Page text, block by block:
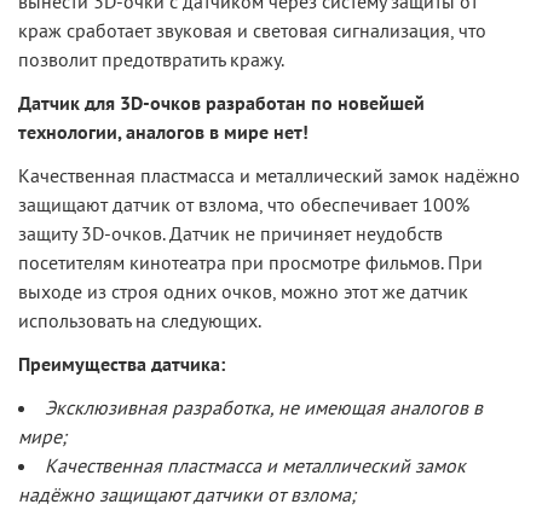
краж сработает звуковая и световая сигнализация, что
позволит предотвратить кражу.
Датчик для 3D-очков разработан по новейшей
технологии, аналогов в мире нет!
Качественная пластмасса и металлический замок надёжно
защищают датчик от взлома, что обеспечивает 100%
защиту 3D-очков. Датчик не причиняет неудобств
посетителям кинотеатра при просмотре фильмов. При
выходе из строя одних очков, можно этот же датчик
использовать на следующих.
Преимущества датчика:
Эксклюзивная разработка, не имеющая аналогов в
мире;
Качественная пластмасса и металлический замок
надёжно защищают датчики от взлома;